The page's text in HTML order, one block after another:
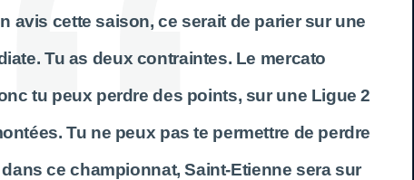
avis cette saison, ce serait de parier sur une
Tu as deux contraintes. Le mercato
tu peux perdre des points, sur une Ligue 2
Tu ne peux pas te permettre de perdre
ce championnat, Saint-Etienne sera sur